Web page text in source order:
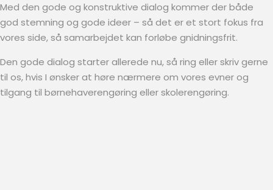
Med den gode og konstruktive dialog kommer der både
god stemning og gode ideer – så det er et stort fokus fra
vores side, så samarbejdet kan forløbe gnidningsfrit.
Den gode dialog starter allerede nu, så ring eller skriv gerne
til os, hvis I ønsker at høre nærmere om vores evner og
tilgang til børnehaverengøring eller skolerengøring.